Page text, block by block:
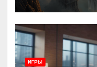
ИГРЫ